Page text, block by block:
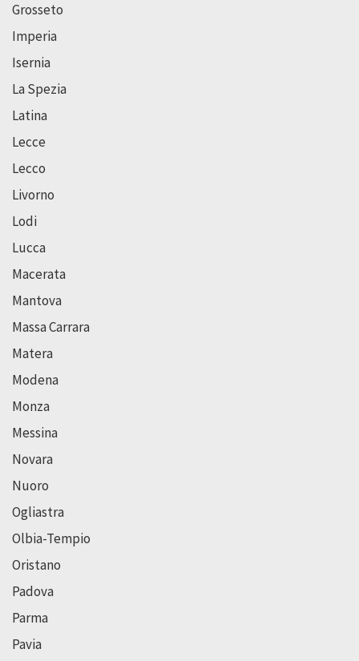
Grosseto
Imperia
Isernia
La Spezia
Latina
Lecce
Lecco
Livorno
Lodi
Lucca
Macerata
Mantova
Massa Carrara
Matera
Modena
Monza
Messina
Novara
Nuoro
Ogliastra
Olbia-Tempio
Oristano
Padova
Parma
Pavia